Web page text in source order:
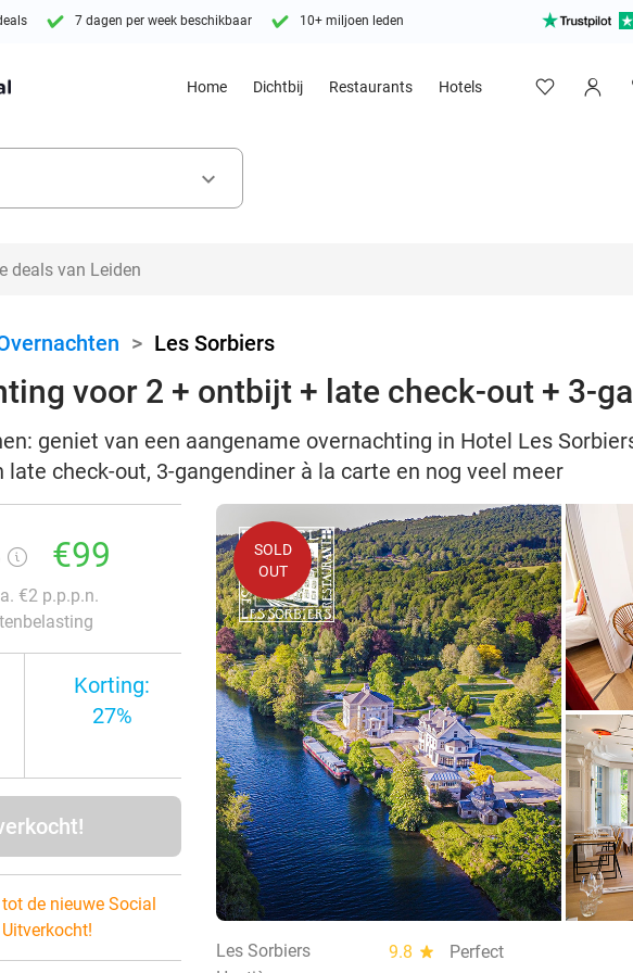
7 dagen per week beschikbaar 10+ miljoen leden
Home Dichtbij Restaurants Hotels
keyboard_arrow_down
> Les Sorbiers
voor 2 + ontbijt + late check-out + 3-
geniet van een aangename overnachting in Hotel Les
check-out, 3-gangendiner à la carte en nog veel meer
€99
€2 p.p.p.n.
Korting:
27%
de nieuwe Social
Uitverkocht!
SOLD
OUT
Les Sorbiers 9.8 star
Perfect